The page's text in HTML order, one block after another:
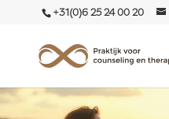
+31(0)6 25 24 00 20